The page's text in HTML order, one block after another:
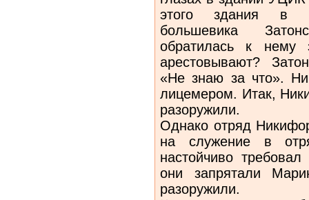
этого здания в
большевика
обратилась к нему
арестовывают?
«Не знаю за что».
лицемером. Итак,
разоружили.
Однако отряд
на служение в
настойчиво
они запрятали
разоружили.